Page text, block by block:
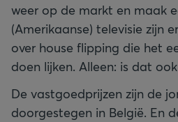
weer op de markt en maak
(Amerikaanse) televisie zijn
over house flipping die het
doen lijken. Alleen: is dat
De vastgoedprijzen zijn de
doorgestegen in België. En